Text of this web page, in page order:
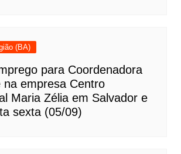
(BA)
para Coordenadora
na empresa Centro
Maria Zélia em Salvador e
sexta (05/09)